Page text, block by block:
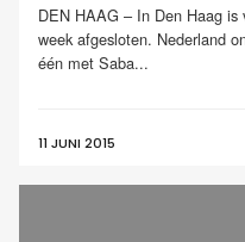
DEN HAAG – In Den Haag is
week afgesloten. Nederland
één met Saba...
11 JUNI 2015